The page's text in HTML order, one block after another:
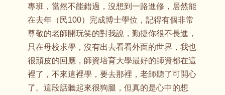
專班，當然不能錯過，沒想到一路進修，居然能
在去年（民100）完成博士學位，記得有個非常
尊敬的老師開玩笑的對我說，勤捷你很不長進，
只在母校求學，沒有出去看看外面的世界，我也
很頑皮的回應，師資培育大學最好的師資都在這
裡了，不來這裡學，要去那裡，老師聽了可開心
了。這段話聽起來很狗腿，但真的是心中的想